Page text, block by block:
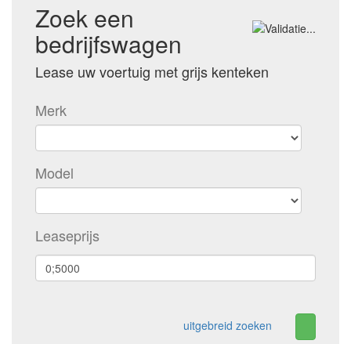
Zoek een
bedrijfswagen
Lease uw voertuig met grijs kenteken
Merk
Model
Leaseprijs
uitgebreid zoeken